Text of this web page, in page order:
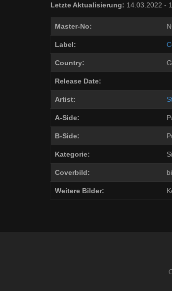
Letzte Aktualisierung: 14.03.2022 -
Master-No:
Label:
Country:
Release Date:
Artist:
A-Side:
B-Side:
Kategorie: Si
Coverbild:
Weitere Bilder: